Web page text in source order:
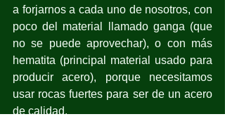
a forjarnos a cada uno de nosotros, con
poco del material llamado ganga (que
no se puede aprovechar), o con más
hematita (principal material usado para
producir acero), porque necesitamos
usar rocas fuertes para ser de un acero
de calidad.